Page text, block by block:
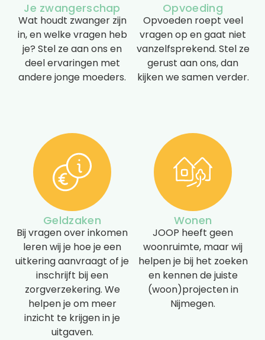
Je zwangerschap
Wat houdt zwanger zijn
in, en welke vragen heb
je? Stel ze aan ons en
deel ervaringen met
andere jonge moeders.
Opvoeding
Opvoeden roept veel
vragen op en gaat niet
vanzelfsprekend. Stel ze
gerust aan ons, dan
kijken we samen verder.
Geldzaken
Bij vragen over inkomen
leren wij je hoe je een
uitkering aanvraagt of je
inschrijft bij een
zorgverzekering. We
helpen je om meer
inzicht te krijgen in je
uitgaven.
Wonen
JOOP heeft geen
woonruimte, maar wij
helpen je bij het zoeken
en kennen de juiste
(woon)projecten in
Nijmegen.